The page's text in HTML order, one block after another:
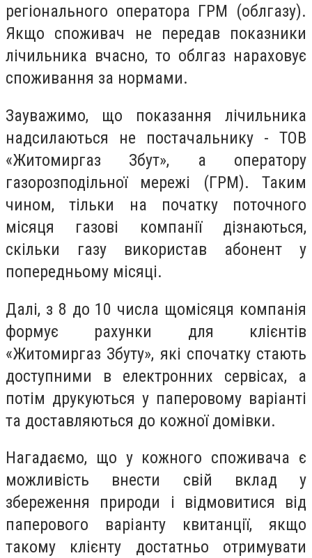
регіонального оператора ГРМ (облгазу).
Якщо споживач не передав показники
лічильника вчасно, то облгаз нараховує
споживання за нормами.
Зауважимо, що показання лічильника
надсилаються не постачальнику - ТОВ
«Житомиргаз Збут», а оператору
газорозподільної мережі (ГРМ). Таким
чином, тільки на початку поточного
місяця газові компанії дізнаються,
скільки газу використав абонент у
попередньому місяці.
Далі, з 8 до 10 числа щомісяця компанія
формує рахунки для клієнтів
«Житомиргаз Збуту», які спочатку стають
доступними в електронних сервісах, а
потім друкуються у паперовому варіанті
та доставляються до кожної домівки.
Нагадаємо, що у кожного споживача є
можливість внести свій вклад у
збереження природи і відмовитися від
паперового варіанту квитанції, якщо
такому клієнту достатньо отримувати